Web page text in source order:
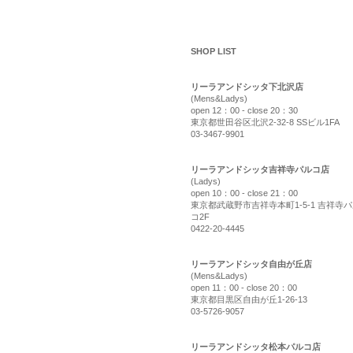
SHOP LIST
リーラアンドシッタ下北沢店
(Mens&Ladys)
open 12：00 - close 20：30
東京都世田谷区北沢2-32-8 SSビル1FA
03-3467-9901
リーラアンドシッタ吉祥寺パルコ店
(Ladys)
open 10：00 - close 21：00
東京都武蔵野市吉祥寺本町1-5-1 吉祥寺
コ2F
0422-20-4445
リーラアンドシッタ自由が丘店
(Mens&Ladys)
open 11：00 - close 20：00
東京都目黒区自由が丘1-26-13
03-5726-9057
リーラアンドシッタ松本パルコ店